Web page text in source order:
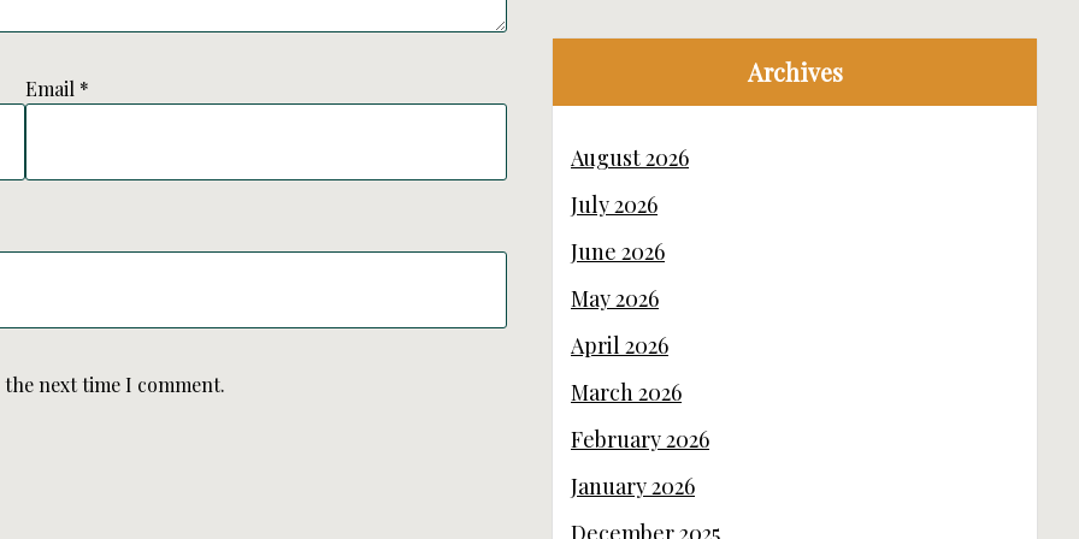
Email *
next time I comment.
Archives
August 2026
July 2026
June 2026
May 2026
April 2026
March 2026
February 2026
January 2026
December 2025